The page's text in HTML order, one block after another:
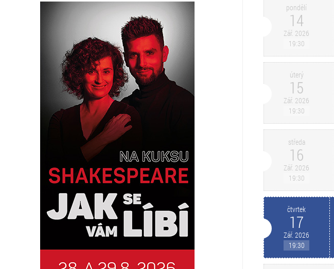
pondělí
14
Zář. 2026
19:30
úterý
15
Zář. 2026
19:30
středa
16
Zář. 2026
19:30
čtvrtek
17
Zář. 2026
19:30